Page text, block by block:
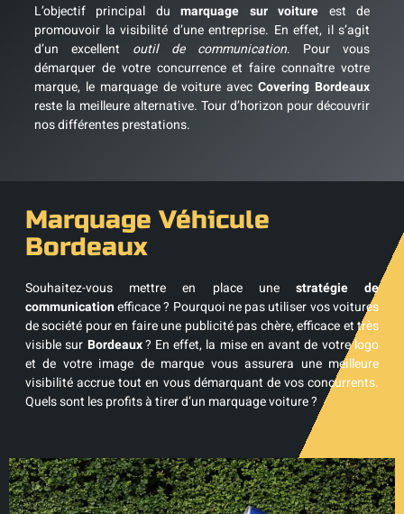
L’objectif principal dumarquage sur voiture est de
promouvoir la visibilité d’une entreprise. En effet, il s’agit
d’un excellent outil de communication. Pour vous
démarquer de votre concurrence et faire connaître votre
marque, le marquage de voiture avecCovering Bordeaux
reste la meilleure alternative. Tour d’horizon pour découvrir
nos différentes prestations.
Marquage Véhicule
Bordeaux
Souhaitez-vous mettre en place une stratégie de
communicationefficace ? Pourquoi ne pas utiliser vos voitures
de société pour en faire une publicité pas chère, efficace et très
visible sur Bordeaux? En effet, la mise en avant de votre logo
et de votre image de marque vous assurera une meilleure
visibilité accrue tout en vous démarquant de vos concurrents.
Quels sont les profits à tirer d’un marquage voiture ?